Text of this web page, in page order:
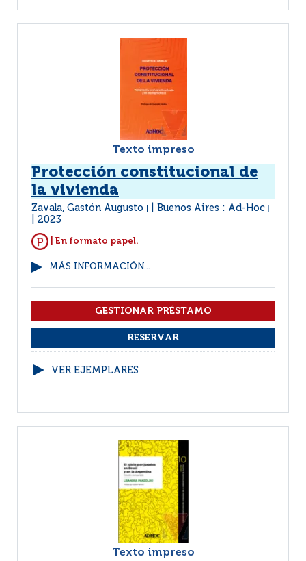
Texto impreso
Protección constitucional de
la vivienda
Zavala, Gastón Augusto Buenos Aires : Ad-Hoc
2023
| En formato papel.
MÁS INFORMACIÓN...
VER EJEMPLARES
Texto impreso